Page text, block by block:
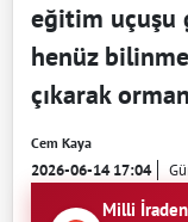
eğitim uçuşu
henüz
çıkarak
Cem Kaya
2026-06-14 17:04
Milli